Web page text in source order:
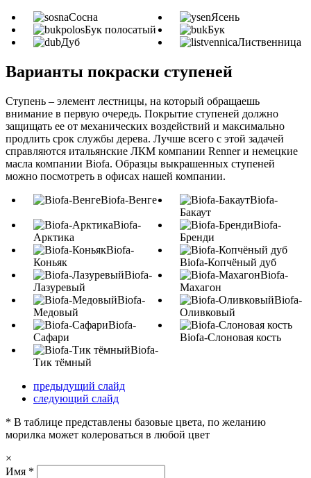
Сосна
Ясень
Бук полосатый
Бук
Дуб
Лиственница
Варианты покраски ступеней
Ступень – элемент лестницы, на который обращаешь
внимание в первую очередь. Покрытие ступеней должно
защищать ее от механических воздействий и максимально
продлить срок службы дерева. Лучше всего с этой задачей
справляются итальянские ЛКМ компании Renner и немецкие
масла компании Biofa. Образцы выкрашенных ступеней
можно посмотреть в офисах нашей компании.
Biofa-Венге
Biofa-
Бакаут
Biofa-
Арктика
Biofa-
Бренди
Biofa-
Коньяк
Biofa-Копчёный дуб
Biofa-
Лазуревый
Biofa-
Махагон
Biofa-
Медовый
Biofa-
Оливковый
Biofa-
Сафари
Biofa-Слоновая кость
Biofa-
Тик тёмный
предыдущий слайд
следующий слайд
* В таблице представлены базовые цвета, по желанию
морилка может колероваться в любой цвет
×
Имя *